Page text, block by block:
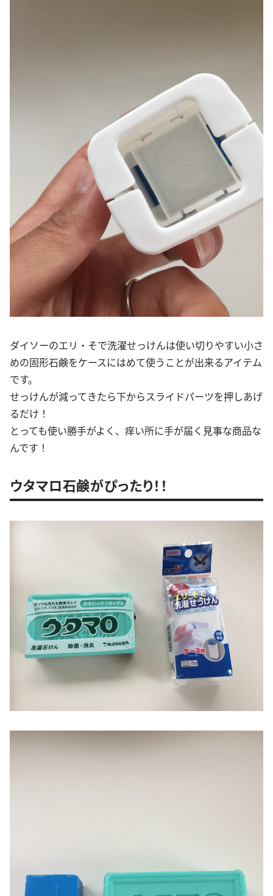
ダイソーのエリ・そで洗濯せっけんは使い切りやすい小さ
めの固形石鹸をケースにはめて使うことが出来るアイテム
です。
せっけんが減ってきたら下からスライドパーツを押しあげ
るだけ！
とっても使い勝手がよく、痒い所に手が届く見事な商品な
んです！
ウタマロ石鹸がぴったり！！